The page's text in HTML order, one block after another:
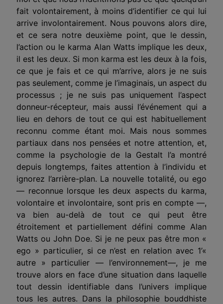
fait volontairement, à moins d’identifier ce qui lui
arrive involontairement. Nous pouvons alors dire,
et ce sera notre deuxième point, que le dessin,
l’action ou le karma Alan Watts implique les deux,
il est les deux. Si mon karma est les deux à la fois,
ce que je fais et ce qui m’arrive, alors je ne suis
pas seulement, comme je l’imaginais, un aspect du
processus ; je ne suis pas uniquement l’aspect
donneur-récepteur, mais aussi l’événement qui a
lieu en dehors de tout ce qui est habituellement
reconnu comme étant moi. Mais nous sommes
partiaux dans nos pensées et notre attention, et,
comme la psychologie de la Gestalt l’a montré
depuis longtemps, faites attention à l’individu et
ignorez l’arrière-plan. La nouvelle totalité, ou ego
— reconnue lorsque les deux aspects du karma,
volontaire et involontaire, sont pris en compte —,
va bien au-delà de tout ce qui peut être
étroitement et partiellement défini comme Alan
Watts ou John Doe. Si je ne peux pas être mon «
ego » particulier, si ce n’est en relation avec 1’«
autre » particulier — l’environnement—, je me
trouve alors en face d’une situation dans laquelle
tout dessin identifiable dans l’univers implique
tous les autres. Dans la philosophie bouddhiste